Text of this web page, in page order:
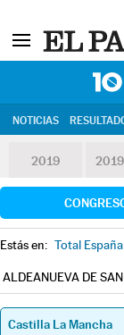
NOTICIAS
2019
Estás en: Total España
ALDEANUEVA DE